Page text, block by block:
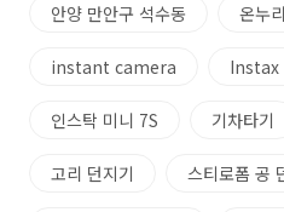
안양 만안구 석수동 온누
instant camera
인스탁 미니 7S 기차타기
고리 던지기 스티로폼 공